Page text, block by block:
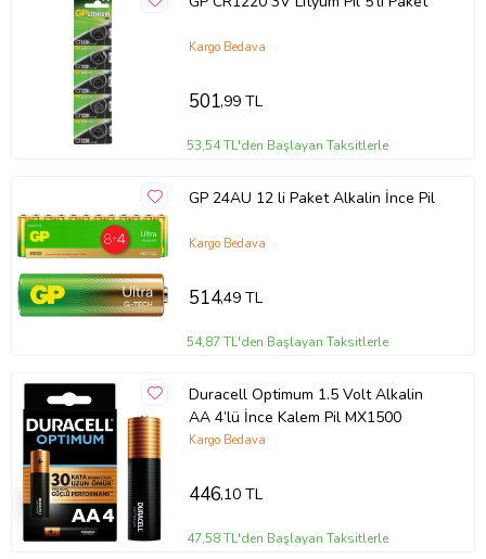
Kargo Bedava
501,99 TL
53,54 TL'den Başlayan Taksitlerle
GP 24AU 12 li Paket Alkalin İnce Pil
Kargo Bedava
514,49 TL
54,87 TL'den Başlayan Taksitlerle
Duracell Optimum 1.5 Volt Alkalin
AA 4’lü İnce Kalem Pil MX1500
Kargo Bedava
446,10 TL
47,58 TL'den Başlayan Taksitlerle